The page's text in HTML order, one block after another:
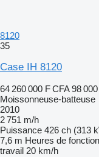
8120
35
Case IH 8120
64 260 000 F CFA 98
Moissonneuse-batteuse
2010
2 751 m/h
Puissance 426 ch (313
7,6 m Heures de
travail 20 km/h